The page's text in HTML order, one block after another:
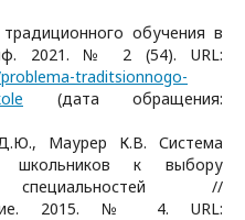
обучения в
2021. № 2 (54). URL:
traditsionnogo-
(дата обращения:
Маурер К.В. Система
школьников к выбору
специальностей //
2015. № 4. URL: